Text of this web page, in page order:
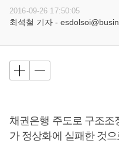
2016-09-26 17:50:05
최석철 기자 -
채권은행 주도로 구조조
가 정상화에 실패한 것